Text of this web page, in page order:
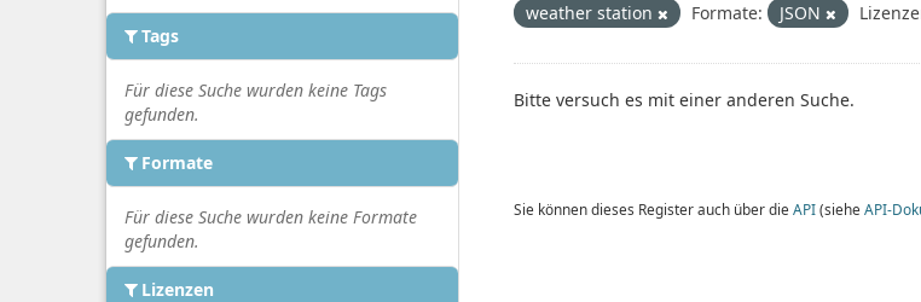
Tags
Für diese Suche wurden keine Tags
gefunden.
Formate
Für diese Suche wurden keine Formate
gefunden.
Lizenzen
weather station
Formate: JSON
Bitte versuch es mit einer anderen Suche.
Sie können dieses Register auch über die API(siehe API-